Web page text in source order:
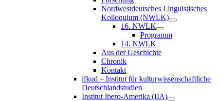
Nordwestdeutsches Linguistisches
Kolloquium (NWLK)
16. NWLK
Programm
14. NWLK
Aus der Geschichte
Chronik
Kontakt
ifkud – Institut für kulturwissenschaftliche
Deutschlandstudien
Institut Ibero-Amerika (IIA)